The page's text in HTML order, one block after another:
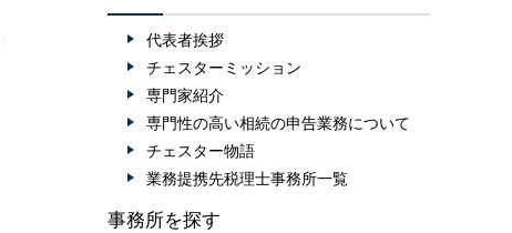
代表者挨拶
チェスターミッション
専門家紹介
専門性の高い相続の申告業務について
チェスター物語
業務提携先税理士事務所一覧
事務所を探す